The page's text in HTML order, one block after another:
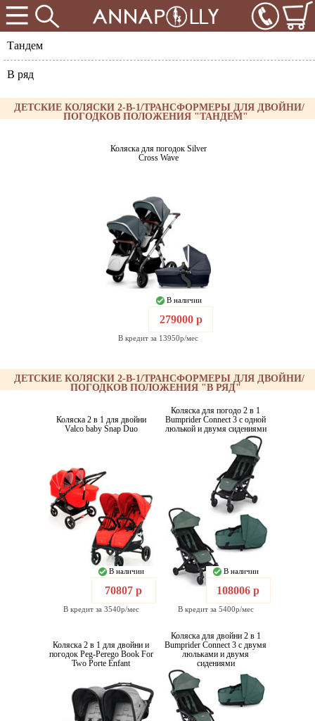
Тандем
В ряд
ДЕТСКИЕ КОЛЯСКИ 2-В-1/ТРАНСФОРМЕРЫ ДЛЯ ДВОЙНИ/
ПОГОДКОВ ПОЛОЖЕНИЯ "ТАНДЕМ"
Коляска для погодок Silver
Cross Wave
В наличии
279000 р
В кредит за 13950р/мес
ДЕТСКИЕ КОЛЯСКИ 2-В-1/ТРАНСФОРМЕРЫ ДЛЯ ДВОЙНИ/
ПОГОДКОВ ПОЛОЖЕНИЯ "В РЯД"
Коляска 2 в 1 для двойни
Valco baby Snap Duo
В наличии
70807 р
В кредит за 3540р/мес
Коляска для погодо 2 в 1
Bumprider Connect 3 с одной
люлькой и двумя сидениями
В наличии
108006 р
В кредит за 5400р/мес
Коляска 2 в 1 для двойни и
погодок Peg-Perego Book For
Two Porte Enfant
Коляска для двойни 2 в 1
Bumprider Connect 3 с двумя
люльками и двумя
сидениями